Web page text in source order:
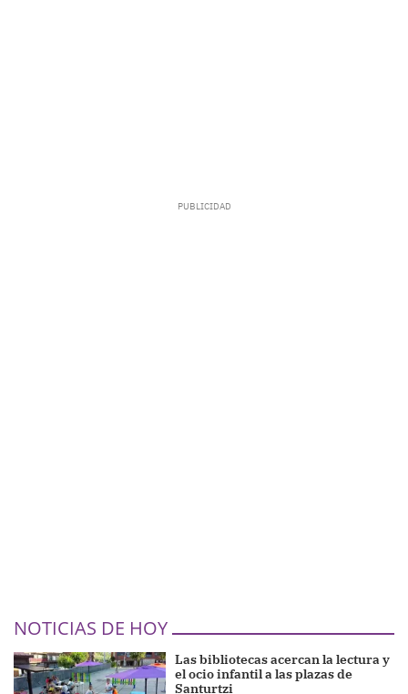
NOTICIAS DE HOY
Las bibliotecas acercan la lectura y
el ocio infantil a las plazas de
Santurtzi